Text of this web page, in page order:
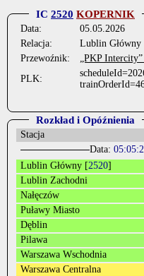
IC 2520 KOPERNIK
Data:
05.05.2026
Relacja:
Lublin Główny
Przewoźnik:
„PKP
PLK:
Rozkład i Opóźnienia
Stacja
Data:
Lublin Główny [2520]
Lublin Zachodni
Nałęczów
Puławy Miasto
Dęblin
Pilawa
Warszawa Wschodnia
Warszawa Centralna